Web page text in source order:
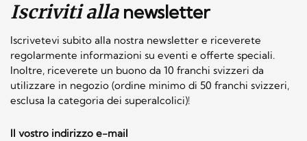
Iscriviti allanewsletter
Iscrivetevi subito alla nostra newsletter e riceverete
regolarmente informazioni su eventi e offerte speciali.
Inoltre, riceverete un buono da 10 franchi svizzeri da
utilizzare in negozio (ordine minimo di 50 franchi svizzeri,
esclusa la categoria dei superalcolici)!
Il vostro indirizzo e-mail